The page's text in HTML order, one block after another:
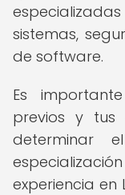
sistemas,
de software.
Es
previos y tus
determinar
experiencia en